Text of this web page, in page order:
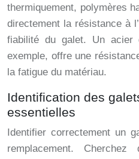
thermiquement, polymères
directement la résistance à
fiabilité du galet. Un acier
exemple, offre une
la fatigue du matériau.
Identification des
essentielles
Identifier correctement un
remplacement.